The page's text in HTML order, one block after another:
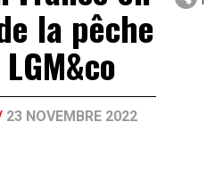
la pêche
23 NOVEMBRE 2022